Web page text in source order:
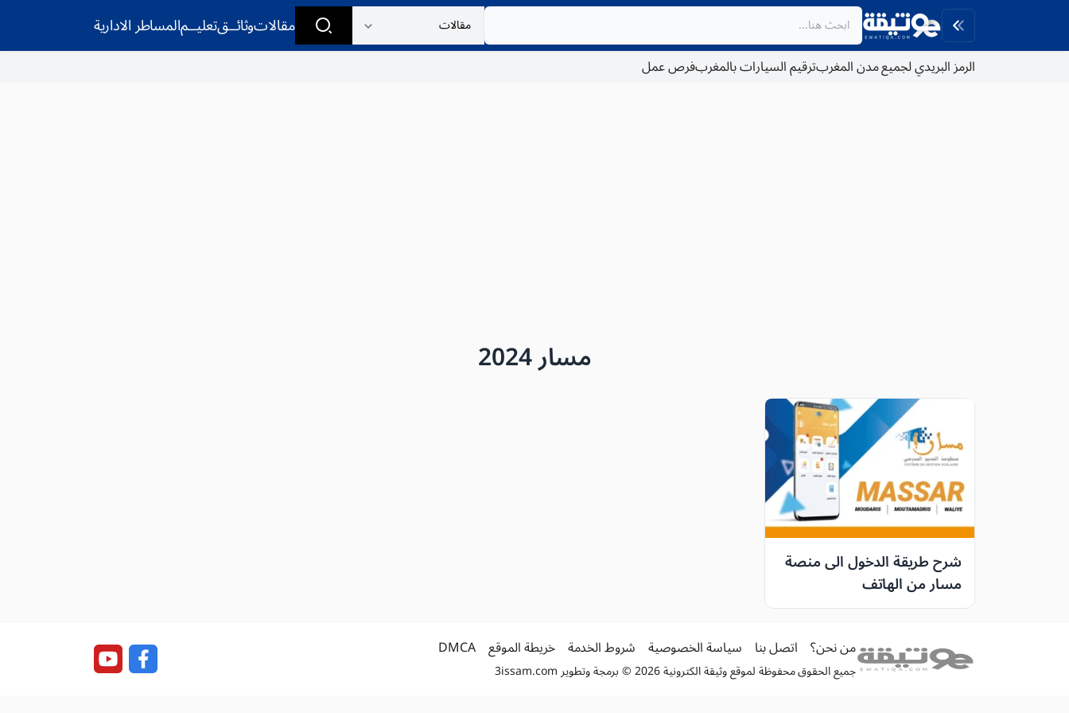
مقالاتوثائــقتعليــمالمساطر الادارية
الرمز البريدي لجميع مدن المغربترقيم السيارات بالمغربفرص عمل
مسار 2024
شرح طريقة الدخول الى منصة
مسار من الهاتف
من نحن؟ اتصل بنا سياسة الخصوصية شروط الخدمة خريطة الموقع DMCA
جميع الحقوق محفوظة لموقع وثيقة الكترونية 2026 © برمجة وتطوير 3issam.com